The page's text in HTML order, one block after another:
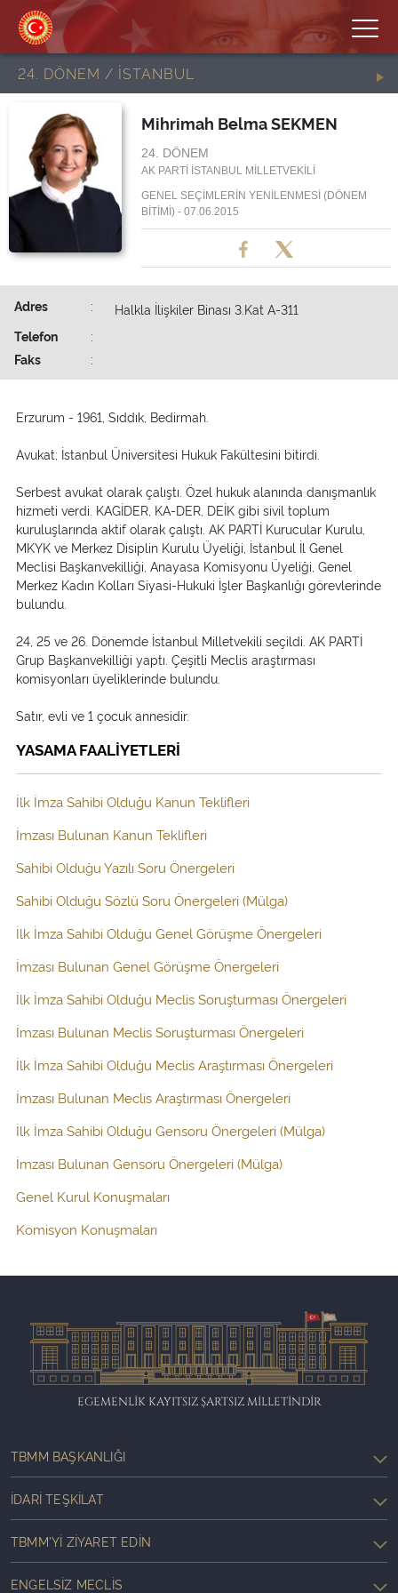
24. DÖNEM / İSTANBUL
Mihrimah Belma SEKMEN
24. DÖNEM
AK PARTİ İSTANBUL MİLLETVEKİLİ
GENEL SEÇİMLERİN YENİLENMESİ (DÖNEM
BİTİMİ) - 07.06.2015
Adres :
Halkla İlişkiler Binası 3.Kat A-311
Telefon
:
Faks
:
Erzurum - 1961, Sıddık, Bedirmah.
Avukat; İstanbul Üniversitesi Hukuk Fakültesini bitirdi.
Serbest avukat olarak çalıştı. Özel hukuk alanında danışmanlık
hizmeti verdi. KAGİDER, KA-DER, DEİK gibi sivil toplum
kuruluşlarında aktif olarak çalıştı. AK PARTİ Kurucular Kurulu,
MKYK ve Merkez Disiplin Kurulu Üyeliği, İstanbul İl Genel
Meclisi Başkanvekilliği, Anayasa Komisyonu Üyeliği, Genel
Merkez Kadın Kolları Siyasi-Hukuki İşler Başkanlığı görevlerinde
bulundu.
24, 25 ve 26. Dönemde İstanbul Milletvekili seçildi. AK PARTİ
Grup Başkanvekilliği yaptı. Çeşitli Meclis araştırması
komisyonları üyeliklerinde bulundu.
Satır, evli ve 1 çocuk annesidir.
YASAMA FAALİYETLERİ
İlk İmza Sahibi Olduğu Kanun Teklifleri
İmzası Bulunan Kanun Teklifleri
Sahibi Olduğu Yazılı Soru Önergeleri
Sahibi Olduğu Sözlü Soru Önergeleri (Mülga)
İlk İmza Sahibi Olduğu Genel Görüşme Önergeleri
İmzası Bulunan Genel Görüşme Önergeleri
İlk İmza Sahibi Olduğu Meclis Soruşturması Önergeleri
İmzası Bulunan Meclis Soruşturması Önergeleri
İlk İmza Sahibi Olduğu Meclis Araştırması Önergeleri
İmzası Bulunan Meclis Araştırması Önergeleri
İlk İmza Sahibi Olduğu Gensoru Önergeleri (Mülga)
İmzası Bulunan Gensoru Önergeleri (Mülga)
Genel Kurul Konuşmaları
Komisyon Konuşmaları
EGEMENLİK KAYITSIZ ŞARTSIZ MİLLETİNDİR
TBMM BAŞKANLIĞI
İDARI TEŞKILAT
TBMM'YI ZIYARET EDIN
ENGELSIZ MECLIS